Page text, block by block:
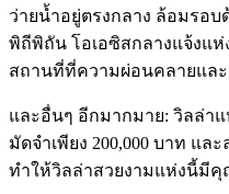
ว่ายน้ำอยู่ตรงกลาง ล้อมรอ
พิถีพิถัน โอเอซิสกลางแจ้งแ
สถานที่ที่ความผ่อนคลายแล
และอื่นๆ อีกมากมาย: วิลล่า
มัดจำเพียง 200,000 บาท แ
ทำให้วิลล่าสวยงามแห่งนี้มีคุ